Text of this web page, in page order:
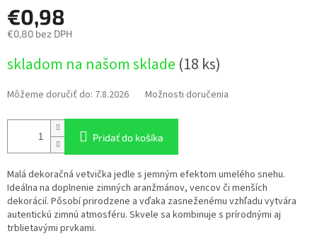
€0,98
€0,80 bez DPH
cena:
skladom na našom sklade (18 ks)
Môžeme doručiť do: 7.8.2026 Možnosti doručenia
Pridať do košíka
Malá dekoračná vetvička jedle s jemným efektom umelého snehu.
Ideálna na doplnenie zimných aranžmánov, vencov či menších
dekorácií. Pôsobí prirodzene a vďaka zasneženému vzhľadu vytvára
autentickú zimnú atmosféru. Skvele sa kombinuje s prírodnými aj
trblietavými prvkami.